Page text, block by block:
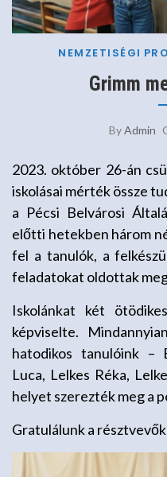
NEMZETISÉGI
Grimm
ByAdmin
2023. október 26-án
iskolásai mérték össze
a Pécsi Belvárosi
előtti hetekben három
fel a tanulók, a
feladatokat oldottak
Iskolánkat két
képviselte.
hatodikos tanulóink –
Luca, Lelkes Réka,
helyet szerezték meg a
Gratulálunk a